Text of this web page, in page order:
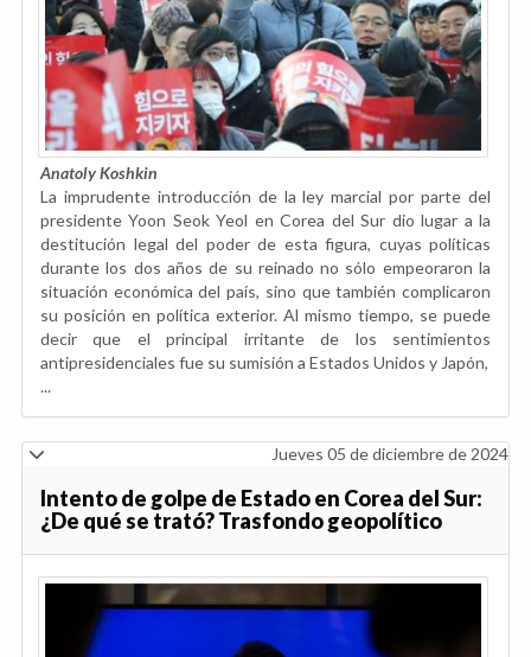
Anatoly Koshkin
La imprudente introducción de la ley marcial por parte del
presidente Yoon Seok Yeol en Corea del Sur dio lugar a la
destitución legal del poder de esta figura, cuyas políticas
durante los dos años de su reinado no sólo empeoraron la
situación económica del país, sino que también complicaron
su posición en política exterior. Al mismo tiempo, se puede
decir que el principal irritante de los sentimientos
antipresidenciales fue su sumisión a Estados Unidos y Japón,
...
Jueves 05 de diciembre de 2024
Intento de golpe de Estado en Corea del Sur:
¿De qué se trató? Trasfondo geopolítico